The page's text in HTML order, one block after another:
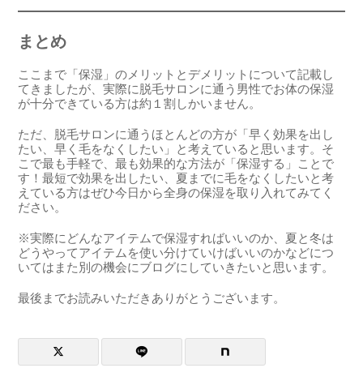
まとめ
ここまで「保湿」のメリットとデメリットについて記載し
てきましたが、実際に脱毛サロンに通う男性でお体の保湿
が十分できている方は約１割しかいません。
ただ、脱毛サロンに通うほとんどの方が「早く効果を出し
たい、早く毛をなくしたい」と考えていると思います。そ
こで最も手軽で、最も効果的な方法が「保湿する」ことで
す！最短で効果を出したい、夏までに毛をなくしたいと考
えている方はぜひ今日から全身の保湿を取り入れてみてく
ださい。
※実際にどんなアイテムで保湿すればいいのか、夏と冬は
どうやってアイテムを使い分けていけばいいのかなどにつ
いてはまた別の機会にブログにしていきたいと思います。
最後までお読みいただきありがとうございます。